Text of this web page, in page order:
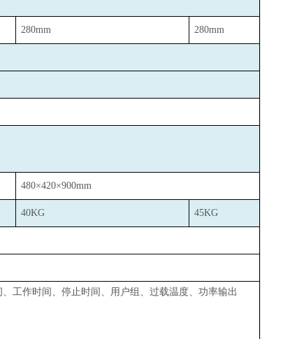
280mm 280mm
480×420×900mm
40KG 45KG
工作时间、停止时间、用户组、过载温度、功率输出